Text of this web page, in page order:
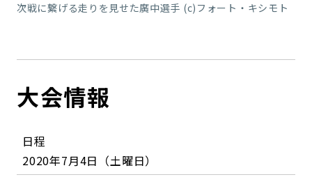
次戦に繋げる走りを見せた廣中選手 (c)フォート・キシモト
大会情報
日程
2020年7月4日（土曜日）